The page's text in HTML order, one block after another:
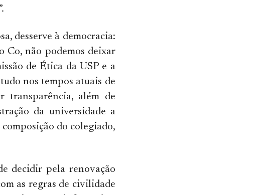
desserve à democracia:
Co, não podemos deixar
de Ética da USP e a
nos tempos atuais de
transparência, além de
da universidade a
do colegiado,
decidir pela renovação
as regras de civilidade